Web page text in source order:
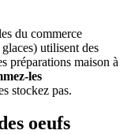
du commerce
utilisent des
préparations maison à
les
stockez pas.
oeufs